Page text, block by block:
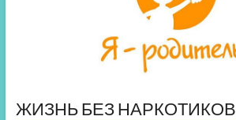
ЖИЗНЬ БЕЗ НАРКОТИКОВ